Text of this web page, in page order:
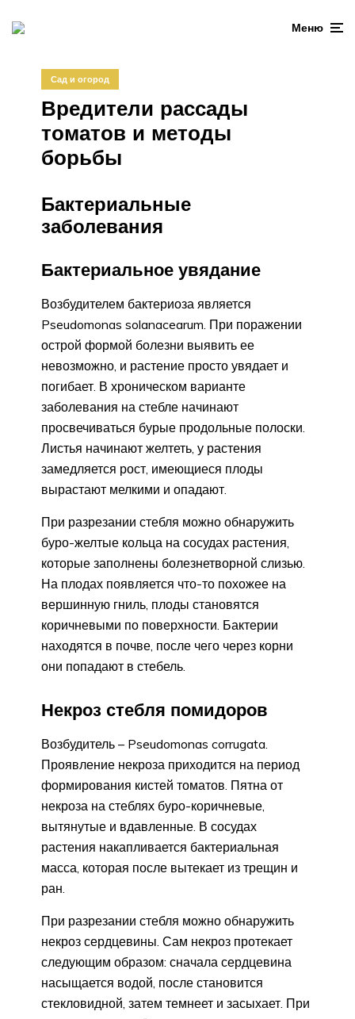
Меню
Сад и огород
Вредители рассады
томатов и методы
борьбы
Бактериальные
заболевания
Бактериальное увядание
Возбудителем бактериоза является
Pseudomonas solanacearum. При поражении
острой формой болезни выявить ее
невозможно, и растение просто увядает и
погибает. В хроническом варианте
заболевания на стебле начинают
просвечиваться бурые продольные полоски.
Листья начинают желтеть, у растения
замедляется рост, имеющиеся плоды
вырастают мелкими и опадают.
При разрезании стебля можно обнаружить
буро-желтые кольца на сосудах растения,
которые заполнены болезнетворной слизью.
На плодах появляется что-то похожее на
вершинную гниль, плоды становятся
коричневыми по поверхности. Бактерии
находятся в почве, после чего через корни
они попадают в стебель.
Некроз стебля помидоров
Возбудитель – Pseudomonas corrugata.
Проявление некроза приходится на период
формирования кистей томатов. Пятна от
некроза на стеблях буро-коричневые,
вытянутые и вдавленные. В сосудах
растения накапливается бактериальная
масса, которая после вытекает из трещин и
ран.
При разрезании стебля можно обнаружить
некроз сердцевины. Сам некроз протекает
следующим образом: сначала сердцевина
насыщается водой, после становится
стекловидной, затем темнеет и засыхает. При